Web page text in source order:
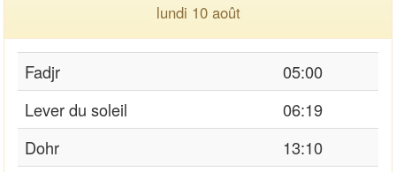
lundi 10 août
Fadjr
05:00
Lever du soleil
06:19
Dohr
13:10